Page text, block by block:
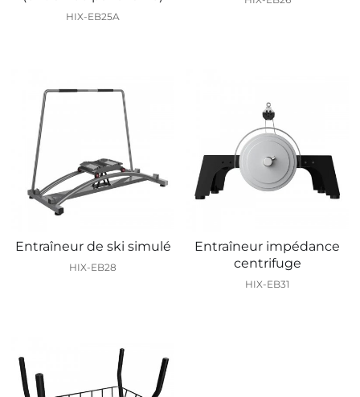
HIX-EB25A
Entraîneur de ski simulé
HIX-EB28
Entraîneur impédance
centrifuge
HIX-EB31